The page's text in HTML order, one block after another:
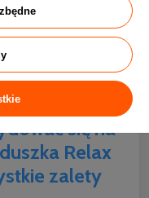
się włosy -
problem;
i odpowiedniego
odpowiada
się na
Relax
zalety